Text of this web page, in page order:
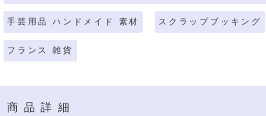
手芸用品 ハンドメイド 素材 スクラップブッキング
フランス 雑貨
商品詳細